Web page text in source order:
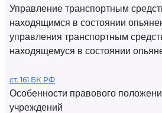
Управление транспортным
находящимся в состоянии
управления транспортным
находящемуся в состоянии
ст. 161 БК РФ
Особенности правового
учреждений